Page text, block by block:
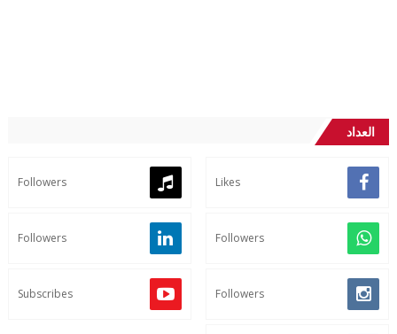
العداد
Likes
Followers
Followers
Followers
Followers
Subscribes